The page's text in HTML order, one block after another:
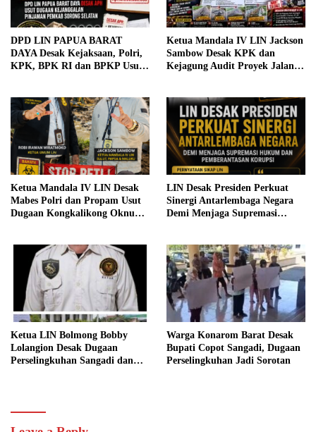
DPD LIN PAPUA BARAT
DAYA Desak Kejaksaan, Polri,
KPK, BPK RI dan BPKP Usut
Selatan; Dugaan Libatkan
Empat Petinggi, APH Diminta
Bertindak Tegas.
Ketua Mandala IV LIN Jackson
Sambow Desak KPK dan
Kejagung Audit Proyek Jalan
Terkait Jika Terbukti Bersalah.
Ketua Mandala IV LIN Desak
Mabes Polri dan Propam Usut
Dugaan Kongkalikong Oknum
LIN Desak Presiden Perkuat
Sinergi Antarlembaga Negara
Demi Menjaga Supremasi
Ketua LIN Bolmong Bobby
Lolangion Desak Dugaan
Perselingkuhan Sangadi dan
Warga Konarom Barat Desak
Bupati Copot Sangadi, Dugaan
Perselingkuhan Jadi Sorotan